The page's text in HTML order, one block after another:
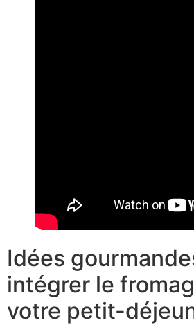
Idées
intégrer le
votre petit-